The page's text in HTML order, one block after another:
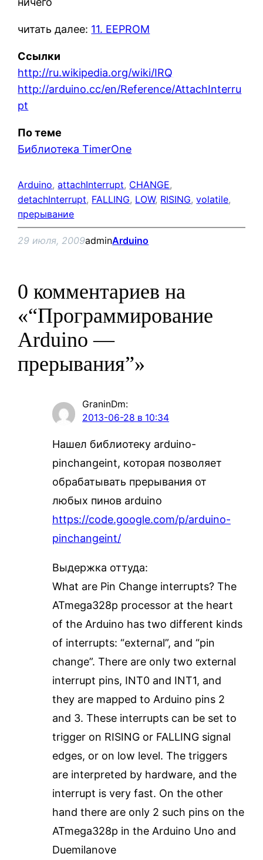
читать далее: 11. EEPROM
Ссылки
http://ru.wikipedia.org/wiki/IRQ
http://arduino.cc/en/Reference/AttachInterru
pt
По теме
Библиотека TimerOne
Arduino, attachInterrupt, CHANGE
detachInterrupt, FALLING, LOW, RISING, volatile
прерывание
29 июля, 2009adminArduino
0 комментариев на
«“Программирование
Arduino —
прерывания”»
GraninDm:
2013-06-28 в 10:34
Нашел библиотеку arduino-
pinchangeint, которая позволяет
обрабатывать прерывания от
любых пинов arduino
https://code.google.com/p/arduino-
pinchangeint/
Выдержка оттуда:
What are Pin Change interrupts? The
ATmega328p processor at the heart
of the Arduino has two different kinds
of interrupts: “external”, and “pin
change”. There are only two external
interrupt pins, INT0 and INT1, and
they are mapped to Arduino pins 2
and 3. These interrupts can be set to
trigger on RISING or FALLING signal
edges, or on low level. The triggers
are interpreted by hardware, and the
interrupt is very fast. On the other
hand there are only 2 such pins on the
ATmega328p in the Arduino Uno and
Duemilanove